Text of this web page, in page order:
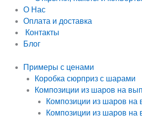
О Нас
Оплата и доставка
Контакты
Блог
Примеры с ценами
Коробка сюрприз с шарами
Композиции из шаров на
Композиции из шаров на
Композиции из шаров на